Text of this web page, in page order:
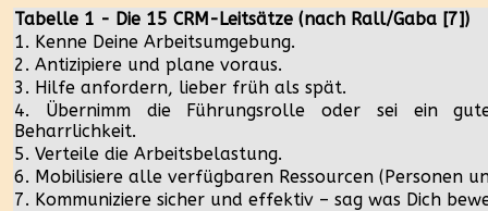
Tabelle 1 - Die 15 CRM-Leitsätze (nach Rall/Gaba [7])
1. Kenne Deine Arbeitsumgebung.
2. Antizipiere und plane voraus.
3. Hilfe anfordern, lieber früh als spät.
4. Übernimm die Führungsrolle oder sei ein
Beharrlichkeit.
5. Verteile die Arbeitsbelastung.
6. Mobilisiere alle verfügbaren Ressourcen (Personen
7. Kommuniziere sicher und effektiv – sag was Dich